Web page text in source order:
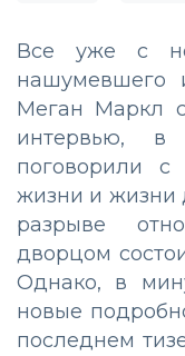
Все уже с
нашумевшего
Меган Маркл
интервью,
поговорили
жизни и жизни
разрыве
дворцом
Однако, в
новые
последнем